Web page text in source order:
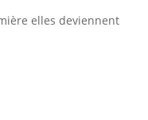
elles deviennent